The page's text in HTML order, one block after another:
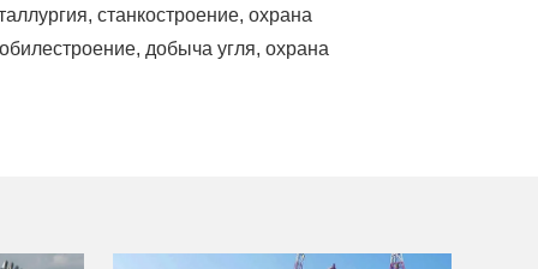
станкостроение, охрана
добыча угля, охрана